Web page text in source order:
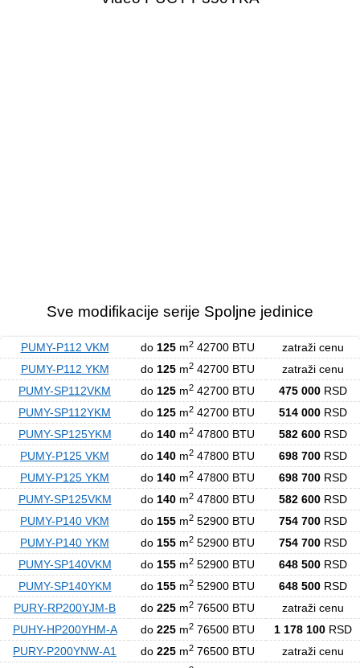
Sve modifikacije serije Spoljne jedinice
PUMY-P112 VKM do 125 m2 42700 BTU
zatraži cenu
PUMY-P112 YKM
do 125 m2 42700 BTU
zatraži cenu
PUMY-SP112VKM
do 125 m2 42700 BTU 475 000 RSD
PUMY-SP112YKM
do 125 m2 42700 BTU 514 000 RSD
PUMY-SP125YKM
do 140 m2 47800 BTU 582 600 RSD
PUMY-P125 VKM
do 140 m2 47800 BTU 698 700 RSD
PUMY-P125 YKM
do 140 m2 47800 BTU 698 700 RSD
PUMY-SP125VKM
do 140 m2 47800 BTU 582 600 RSD
PUMY-P140 VKM
do 155 m2 52900 BTU 754 700 RSD
PUMY-P140 YKM
do 155 m2 52900 BTU 754 700 RSD
PUMY-SP140VKM
do 155 m2 52900 BTU 648 500 RSD
PUMY-SP140YKM
do 155 m2 52900 BTU 648 500 RSD
PURY-RP200YJM-B
do 225 m2 76500 BTU
zatraži cenu
PUHY-HP200YHM-A
do 225 m2 76500 BTU 1 178 100 RSD
PURY-P200YNW-A1
do 225 m2 76500 BTU
zatraži cenu